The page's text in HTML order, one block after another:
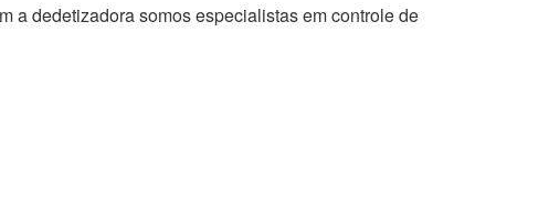
a dedetizadora somos especialistas em controle de